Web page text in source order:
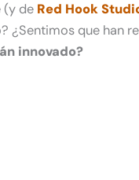
(y de Red Hook
¿Sentimos que han
innovado?